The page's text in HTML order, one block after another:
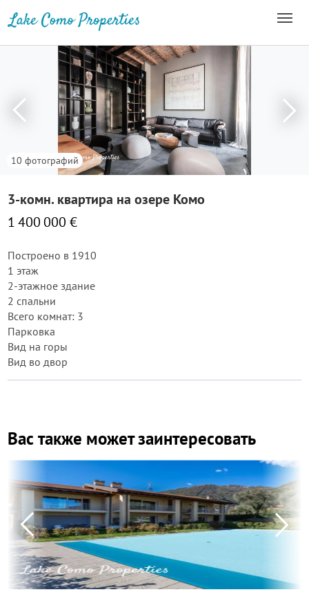
10 фотографий
3-комн. квартира на озере Комо
1 400 000 €
Построено в 1910
1 этаж
2-этажное здание
2 спальни
Всего комнат: 3
Парковка
Вид на горы
Вид во двор
Вас также может заинтересовать